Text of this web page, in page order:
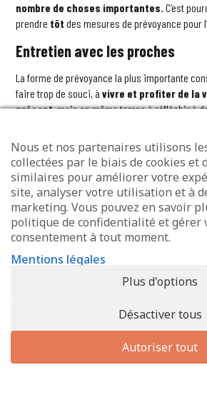
nombre de choses importantes. C’est
prendre tôt des mesures de prévoyance pour
Entretien avec les proches
La forme de prévoyance la plus importante
faire trop de souci, àvivre et profiter de la
présent,mais en même temps à réfléchir à
Discutez suffisamment tôt avec votre conjoint,
famille ou des per-onnes qui vous sont
voyez les choses, de vos attentes et de vos
important pour vous ? Qu’attendez-vous de
qui ne devrait vous arriver en aucun cas ? Ou
proches, quelles sont leurs attentes et leurs
avec un professionnel ce que vous souhaitez
Logement
Nous et nos partenaires utilisons
collectées par le biais de cookies et
similaires pour améliorer votre
site, analyser votre utilisation et à
marketing. Vous pouvez en savoir
politique de confidentialité et gérer
consentement à tout moment.
Mentions légales
Plus d'options
Désactiver tous
Autoriser tout